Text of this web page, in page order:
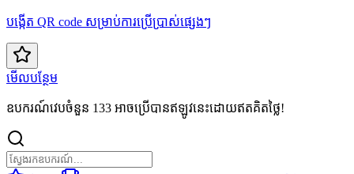
បង្កើត QR code សម្រាប់ការប្រើប្រាស់ផ្សេងៗ
មើលបន្ថែម
ឧបករណ៍វេបចំនួន 133 អាចប្រើបានឥឡូវនេះដោយឥតគិតថ្លៃ!